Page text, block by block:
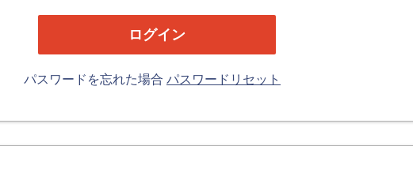
パスワードを忘れた場合 パスワードリセット